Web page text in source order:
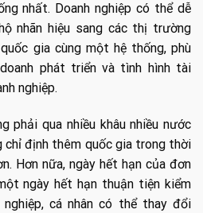
nhất. Doanh nghiệp có thể dễ
nhãn hiệu sang các thị trường
gia cùng một hệ thống, phù
phát triển và tình hình tài
nghiệp.
phải qua nhiều khâu nhiều nước
chỉ định thêm quốc gia trong thời
Hơn nữa, ngày hết hạn của đơn
ngày hết hạn thuận tiện kiểm
cá nhân có thể thay đổi